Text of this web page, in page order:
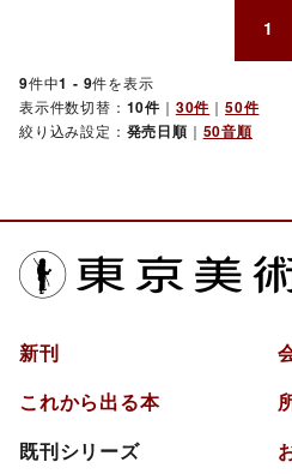
1
9件中1 - 9件を表示
表示件数切替： 10件 ｜ 30件 ｜50件
絞り込み設定： 発売日順 ｜ 50音順
新刊
これから出る本
既刊シリーズ